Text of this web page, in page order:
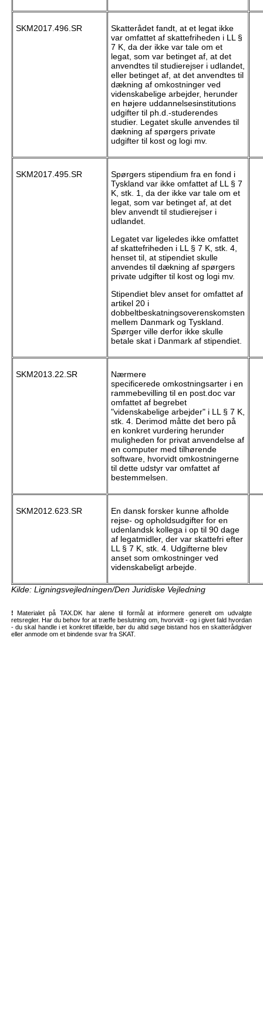
SKM2017.496.SR
Skatterådet fandt, at et legat ikke
var omfattet af skattefriheden i LL §
7 K, da der ikke var tale om et
legat, som var betinget af, at det
anvendtes til studierejser i udlandet,
eller betinget af, at det anvendtes til
dækning af omkostninger ved
videnskabelige arbejder, herunder
en højere uddannelsesinstitutions
udgifter til ph.d.-studerendes
studier. Legatet skulle anvendes til
dækning af spørgers private
udgifter til kost og logi mv.
SKM2017.495.SR
Spørgers stipendium fra en fond i
Tyskland var ikke omfattet af LL § 7
K, stk. 1, da der ikke var tale om et
legat, som var betinget af, at det
blev anvendt til studierejser i
udlandet.
Legatet var ligeledes ikke omfattet
af skattefriheden i LL § 7 K, stk. 4,
henset til, at stipendiet skulle
anvendes til dækning af spørgers
private udgifter til kost og logi mv.
Stipendiet blev anset for omfattet af
artikel 20 i
dobbeltbeskatningsoverenskomsten
mellem Danmark og Tyskland.
Spørger ville derfor ikke skulle
betale skat i Danmark af stipendiet.
SKM2013.22.SR
Nærmere
specificerede omkostningsarter i en
rammebevilling til en post.doc var
omfattet af begrebet
"videnskabelige arbejder" i LL § 7 K,
stk. 4. Derimod måtte det bero på
en konkret vurdering herunder
muligheden for privat anvendelse af
en computer med tilhørende
software, hvorvidt omkostningerne
til dette udstyr var omfattet af
bestemmelsen.
SKM2012.623.SR
En dansk forsker kunne afholde
rejse- og opholdsudgifter for en
udenlandsk kollega i op til 90 dage
af legatmidler, der var skattefri efter
LL § 7 K, stk. 4. Udgifterne blev
anset som omkostninger ved
videnskabeligt arbejde.
Kilde: Ligningsvejledningen/Den Juridiske Vejledning
! Materialet på TAX.DK har alene til formål at informere generelt om udvalgte
retsregler. Har du behov for at træffe beslutning om, hvorvidt - og i givet fald hvordan
- du skal handle i et konkret tilfælde, bør du altid søge bistand hos en skatterådgiver
eller anmode om et bindende svar fra SKAT.